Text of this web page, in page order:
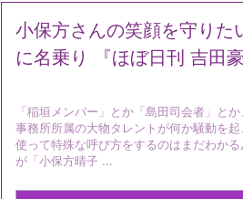
小保方さんの笑顔を守りた
に名乗り 『ほぼ日刊 吉田
「稲垣メンバー」とか「島田司会者」と
事務所所属の大物タレントが何か騒動を
使って特殊な呼び方をするのはまだわか
が「小保方晴子 ...